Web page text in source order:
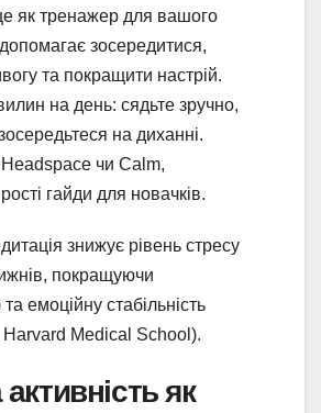
як тренажер для вашого
зосередитися,
та покращити настрій.
на день: сядьте зручно,
на диханні.
чи Calm,
гайди для новачків.
знижує рівень стресу
покращуючи
емоційну стабільність
Harvard Medical School).
як